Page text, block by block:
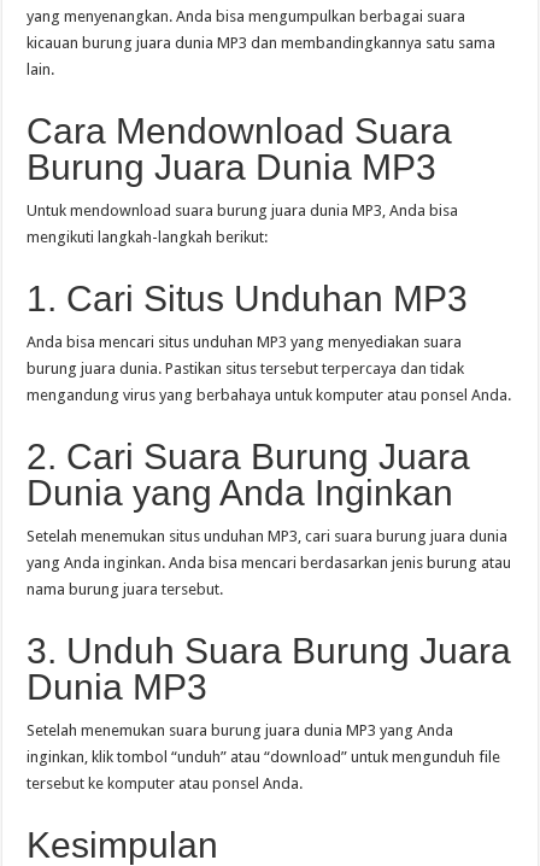
yang menyenangkan. Anda bisa mengumpulkan berbagai suara
kicauan burung juara dunia MP3 dan membandingkannya satu sama
lain.
Cara Mendownload Suara
Burung Juara Dunia MP3
Untuk mendownload suara burung juara dunia MP3, Anda bisa
mengikuti langkah-langkah berikut:
1. Cari Situs Unduhan MP3
Anda bisa mencari situs unduhan MP3 yang menyediakan suara
burung juara dunia. Pastikan situs tersebut terpercaya dan tidak
mengandung virus yang berbahaya untuk komputer atau ponsel Anda.
2. Cari Suara Burung Juara
Dunia yang Anda Inginkan
Setelah menemukan situs unduhan MP3, cari suara burung juara dunia
yang Anda inginkan. Anda bisa mencari berdasarkan jenis burung atau
nama burung juara tersebut.
3. Unduh Suara Burung Juara
Dunia MP3
Setelah menemukan suara burung juara dunia MP3 yang Anda
inginkan, klik tombol “unduh” atau “download” untuk mengunduh file
tersebut ke komputer atau ponsel Anda.
Kesimpulan